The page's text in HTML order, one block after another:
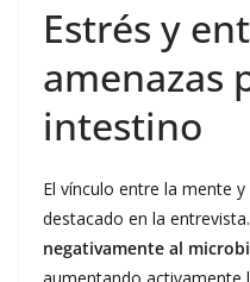
Estrés y
amenazas
intestino
El vínculo entre la mente
destacado en la
negativamente al